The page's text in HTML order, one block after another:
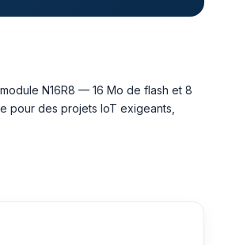
N16R8 — 16 Mo de flash et 8
pour des projets IoT exigeants,